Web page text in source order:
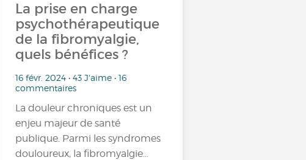
La prise en charge
psychothérapeutique
de la fibromyalgie,
quels bénéfices ?
16 févr. 2024 • 43 J'aime • 16
commentaires
La douleur chroniques est un
enjeu majeur de santé
publique. Parmi les syndromes
douloureux, la fibromyalgie…